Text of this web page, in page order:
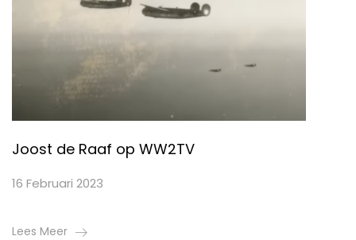
Joost de Raaf op WW2TV
16 Februari 2023
Lees Meer